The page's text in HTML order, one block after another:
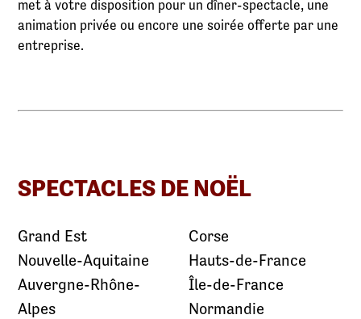
met à votre disposition pour un dîner-spectacle, une
animation privée ou encore une soirée offerte par une
entreprise.
SPECTACLES DE NOËL
Grand Est
Nouvelle-Aquitaine
Auvergne-Rhône-
Alpes
Corse
Hauts-de-France
Île-de-France
Normandie